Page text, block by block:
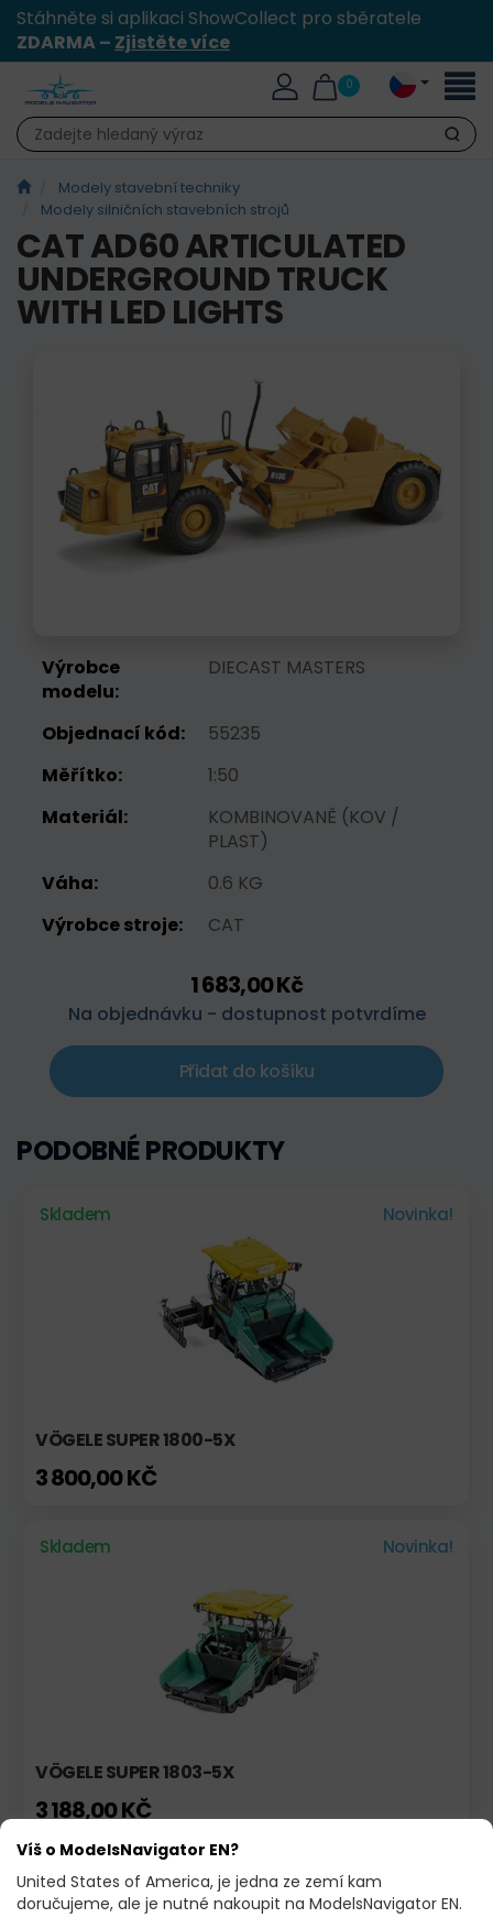
Stáhněte si aplikaci ShowCollect pro sběratele
ZDARMA – Zjistěte více
0
Hledat
Modely stavební techniky
Modely silničních stavebních strojů
CAT AD60 ARTICULATED
UNDERGROUND TRUCK
WITH LED LIGHTS
Výrobce
modelu:
DIECAST MASTERS
Objednací kód:
55235
Měřítko:
1:50
Materiál:
KOMBINOVANĚ (KOV /
PLAST)
Váha:
0.6 KG
Výrobce stroje:
CAT
1 683,00 Kč
Na objednávku - dostupnost potvrdíme
Přidat do košíku
PODOBNÉ PRODUKTY
Skladem Novinka!
VÖGELE SUPER 1800-5X
3 800,00 KČ
Skladem Novinka!
VÖGELE SUPER 1803-5X
3 188,00 KČ
Skladem
Víš o ModelsNavigator EN?
United States of America, je jedna ze zemí kam
doručujeme, ale je nutné nakoupit na ModelsNavigator EN.